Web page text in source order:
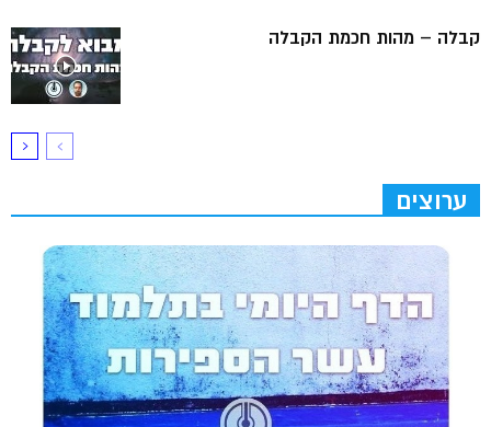
קבלה – מהות חכמת הקבלה
ערוצים